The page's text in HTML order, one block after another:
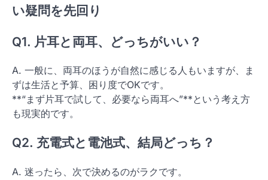
い疑問を先回り
Q1. 片耳と両耳、どっちがいい？
A. 一般に、両耳のほうが自然に感じる人もいますが、ま
ずは生活と予算、困り度でOKです。
**“まず片耳で試して、必要なら両耳へ”**という考え方
も現実的です。
Q2. 充電式と電池式、結局どっち？
A. 迷ったら、次で決めるのがラクです。